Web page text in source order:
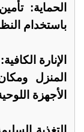
الحماية:
باستخدام
الإنارة
المنزل
الأجهزة